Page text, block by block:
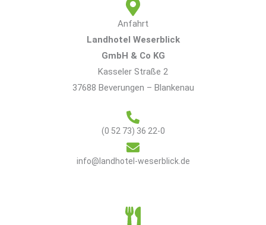
Anfahrt
Landhotel Weserblick
GmbH & Co KG
Kasseler Straße 2
37688 Beverungen – Blankenau
(0 52 73) 36 22-0
info@landhotel-weserblick.de